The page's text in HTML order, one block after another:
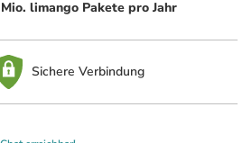
limango Pakete pro Jahr
Sichere Verbindung